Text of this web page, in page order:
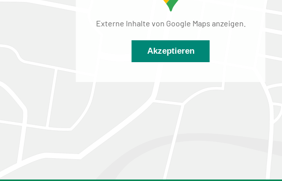
Externe Inhalte von Google Maps anzeigen.
Akzeptieren